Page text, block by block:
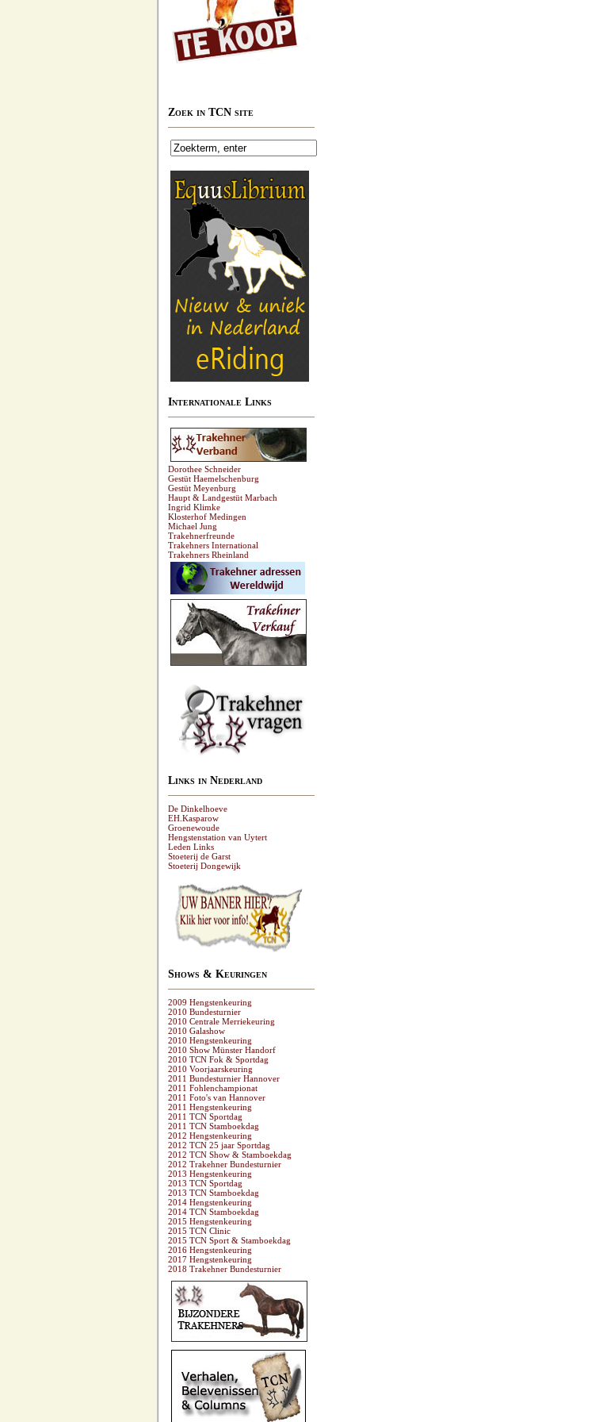
Zoek in TCN site
Internationale Links
Dorothee Schneider
Gestüt Haemelschenburg
Gestüt Meyenburg
Haupt & Landgestüt Marbach
Ingrid Klimke
Klosterhof Medingen
Michael Jung
Trakehnerfreunde
Trakehners International
Trakehners Rheinland
Links in Nederland
De Dinkelhoeve
EH.Kasparow
Groenewoude
Hengstenstation van Uytert
Leden Links
Stoeterij de Garst
Stoeterij Dongewijk
Shows & Keuringen
2009 Hengstenkeuring
2010 Bundesturnier
2010 Centrale Merriekeuring
2010 Galashow
2010 Hengstenkeuring
2010 Show Münster Handorf
2010 TCN Fok & Sportdag
2010 Voorjaarskeuring
2011 Bundesturnier Hannover
2011 Fohlenchampionat
2011 Foto's van Hannover
2011 Hengstenkeuring
2011 TCN Sportdag
2011 TCN Stamboekdag
2012 Hengstenkeuring
2012 TCN 25 jaar Sportdag
2012 TCN Show & Stamboekdag
2012 Trakehner Bundesturnier
2013 Hengstenkeuring
2013 TCN Sportdag
2013 TCN Stamboekdag
2014 Hengstenkeuring
2014 TCN Stamboekdag
2015 Hengstenkeuring
2015 TCN Clinic
2015 TCN Sport & Stamboekdag
2016 Hengstenkeuring
2017 Hengstenkeuring
2018 Trakehner Bundesturnier